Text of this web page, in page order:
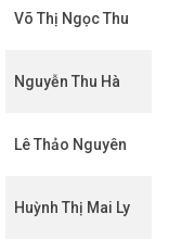
Võ Thị Ngọc Thu
Nguyễn Thu Hà
Lê Thảo Nguyên
Huỳnh Thị Mai Ly